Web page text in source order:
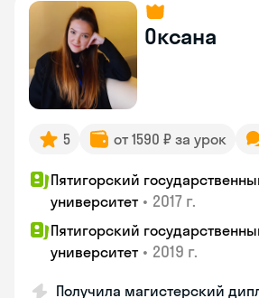
Оксана
5 от 1590 ₽ за урок
Пятигорский
университет • 2017 г.
Пятигорский
университет • 2019 г.
Получила магистерский